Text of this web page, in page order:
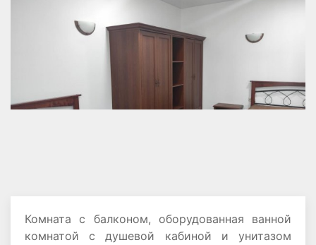
Комната с балконом, оборудованная ванной
комнатой с душевой кабиной и унитазом